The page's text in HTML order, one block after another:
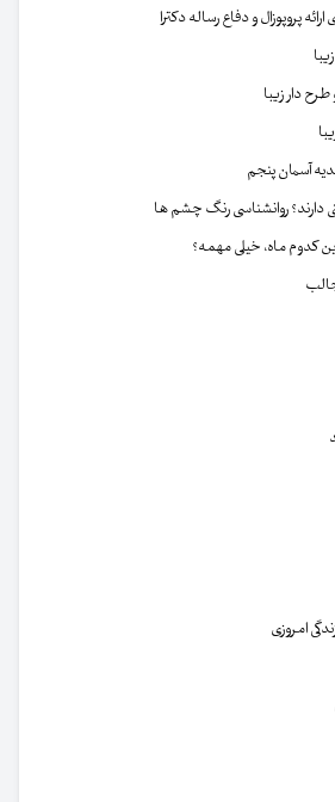
پروپوزال و دفاع رساله دکترا
دار زیبا
آسمان پنجم
روانشناسی رنگ چشم ها
کدوم ماه، خیلی مهمه؟
امروزی